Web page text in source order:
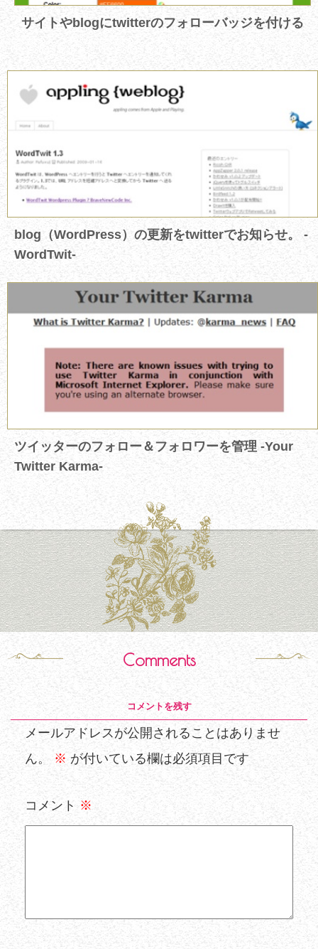
サイトやblogにtwitterのフォローバッジを付ける
blog（WordPress）の更新をtwitterでお知らせ。 -
WordTwit-
ツイッターのフォロー＆フォロワーを管理 -Your
Twitter Karma-
Comments
コメントを残す
メールアドレスが公開されることはありませ
ん。
※ が付いている欄は必須項目です
コメント ※